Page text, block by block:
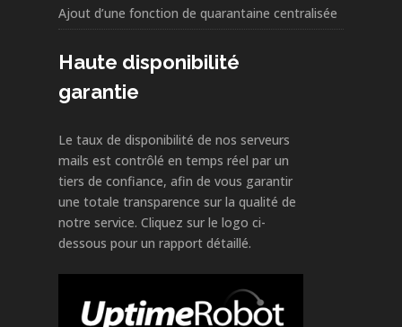
Ajout d’une fonction de quarantaine centralisée
Haute disponibilité
garantie
Le taux de disponibilité de nos serveurs
mails est contrôlé en temps réel par un
tiers de confiance, afin de vous garantir
une totale transparence sur la qualité de
notre service. Cliquez sur le logo ci-
dessous pour un rapport détaillé.